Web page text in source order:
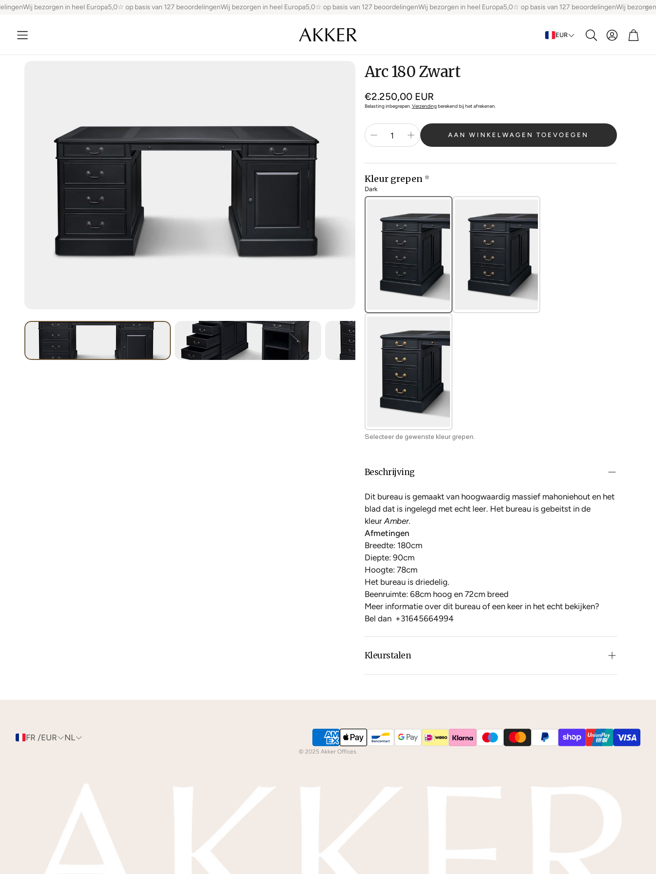
Wij bezorgen in heel Europa5,0☆ op basis van 127 beoordelingenWij bezorgen in heel Europa5,0☆ op basis van 127 beoordelingenWij bezorgen in heel Europa5,0☆ op basis van 127 beoordelingenWij bezorgen
EUR
Zoeken
Account
Arc 180 Zwart
Normale
prijs
€2.250,00 EUR
Belasting inbegrepen.Verzendingberekend bij het afrekenen.
AAN WINKELWAGEN TOEVOEGEN
Kleur grepen
Dark
Selecteer de gewenste kleur grepen.
Beschrijving
Dit bureau is gemaakt van hoogwaardig massief mahoniehout en het
blad dat is ingelegd met echt leer. Het bureau is gebeitst in de
kleurAmber.
Afmetingen
Breedte: 180cm
Diepte: 90cm
Hoogte: 78cm
Het bureau is driedelig.
Beenruimte: 68cm hoog en 72cm breed
Meer informatie over dit bureau of een keer in het echt bekijken?
Bel dan+31645664994
Kleurstalen
FR /EUR NL
© 2025 Akker Offices.